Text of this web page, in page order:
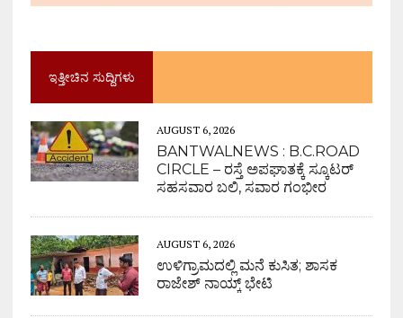
ಇತ್ತೀಚಿನ ಸುದ್ದಿಗಳು
AUGUST 6, 2026
BANTWALNEWS : B.C.ROAD
CIRCLE – ರಸ್ತೆ ಅಪಘಾತಕ್ಕೆ ಸ್ಕೂಟರ್
ಸಹಸವಾರ ಬಲಿ, ಸವಾರ ಗಂಭೀರ
AUGUST 6, 2026
ಉಳಿಗ್ರಾಮದಲ್ಲಿ ಮನೆ ಕುಸಿತ; ಶಾಸಕ
ರಾಜೇಶ್ ನಾಯ್ಕ್ ಭೇಟಿ